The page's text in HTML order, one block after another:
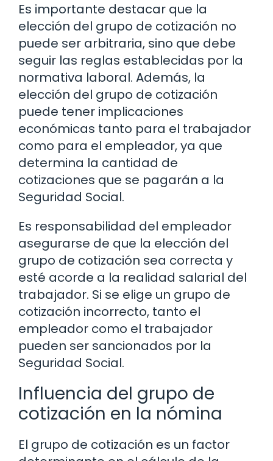
Es importante destacar que la
elección del grupo de cotización no
puede ser arbitraria, sino que debe
seguir las reglas establecidas por la
normativa laboral. Además, la
elección del grupo de cotización
puede tener implicaciones
económicas tanto para el trabajador
como para el empleador, ya que
determina la cantidad de
cotizaciones que se pagarán a la
Seguridad Social.
Es responsabilidad del empleador
asegurarse de que la elección del
grupo de cotización sea correcta y
esté acorde a la realidad salarial del
trabajador. Si se elige un grupo de
cotización incorrecto, tanto el
empleador como el trabajador
pueden ser sancionados por la
Seguridad Social.
Influencia del grupo de
cotización en la nómina
El grupo de cotización es un factor